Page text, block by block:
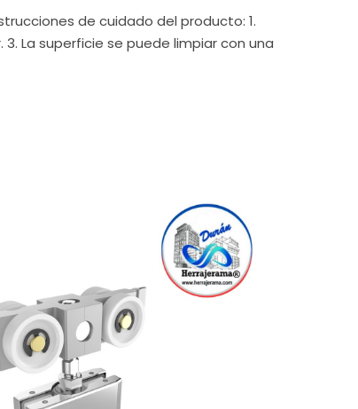
de cuidado del producto: 1.
La superficie se puede limpiar con una